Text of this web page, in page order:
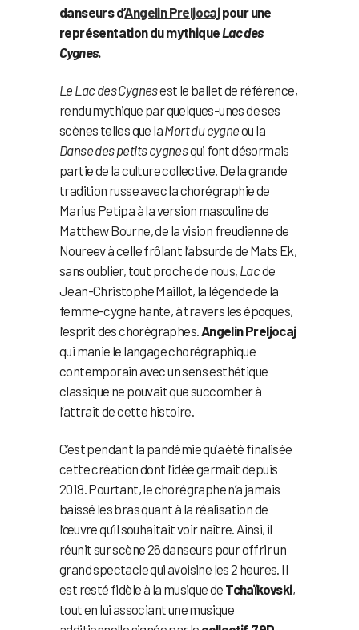
danseurs d’Angelin Preljocajpour une
représentation du mythique Lac des
Cygnes.
Le Lac des Cygnesest le ballet de référence,
rendu mythique par quelques-unes de ses
scènes telles que laMort du cygneou la
Danse des petits cygnesqui font désormais
partie de la culture collective. De la grande
tradition russe avec la chorégraphie de
Marius Petipa à la version masculine de
Matthew Bourne, de la vision freudienne de
Noureev à celle frôlant l’absurde de Mats Ek,
sans oublier, tout proche de nous, Lacde
Jean-Christophe Maillot, la légende de la
femme-cygne hante, à travers les époques,
l’esprit des chorégraphes. Angelin Preljocaj
qui manie le langage chorégraphique
contemporain avec un sens esthétique
classique ne pouvait que succomber à
l’attrait de cette histoire.
C’est pendant la pandémie qu’a été finalisée
cette création dont l’idée germait depuis
2018. Pourtant, le chorégraphe n’a jamais
baissé les bras quant à la réalisation de
l’œuvre qu’il souhaitait voir naître. Ainsi, il
réunit sur scène 26 danseurs pour offrir un
grand spectacle qui avoisine les 2 heures. Il
est resté fidèle à la musique de Tchaïkovski,
tout en lui associant une musique